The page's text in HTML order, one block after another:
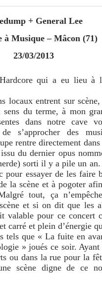
+ General Lee
à Musique – Mâcon (71)
23/03/2013
qui a eu lieu à
locaux entrent sur
sens du terme, à mon
dans notre cave
s’approcher des
rentre directement
du dernier opus
sorti il y a pile un an.
pour essayer de les faire
la scène et à pogoter
tout, ça
et si on dit que les
valable pour ce concert
carré et plein d’énergie
tels que « La fuite en
» joués ce soir.
ou dans la rue pour la
scène digne de ce